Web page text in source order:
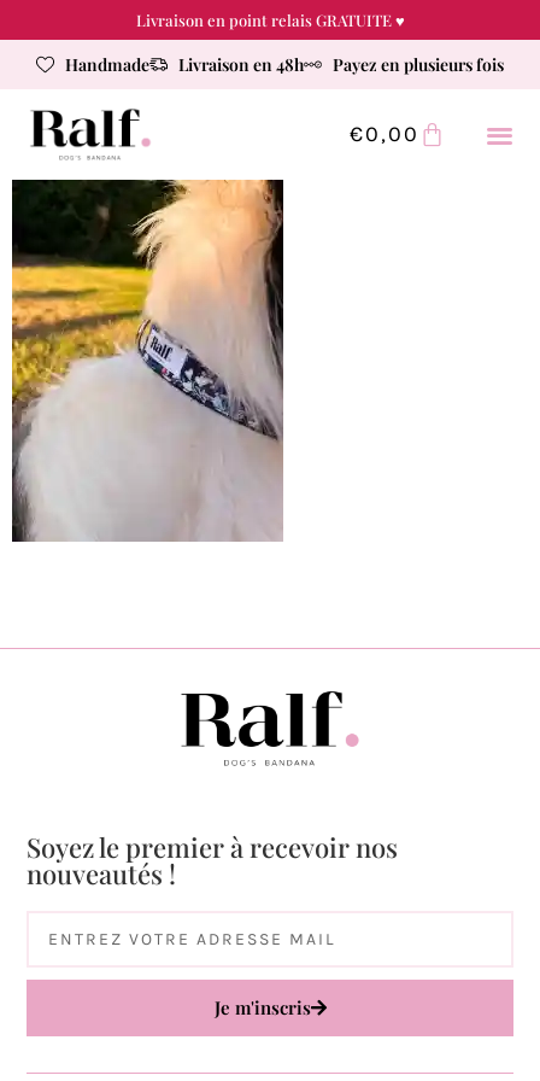
Livraison en point relais GRATUITE ♥
Handmade Livraison en 48h Payez en plusieurs fois
€0,00
Soyez le premier à recevoir nos
nouveautés !
Je m'inscris